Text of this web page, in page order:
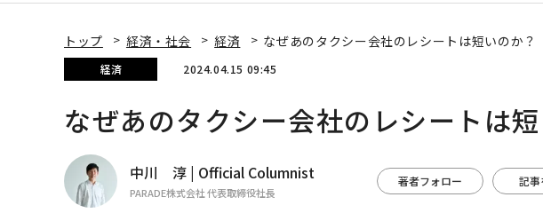
トップ 経済・社会 経済 なぜあのタクシー会社のレシートは短いのか？
経済 2024.04.15 09:45
なぜあのタクシー会社のレシートは
中川 淳 | Official Columnist
PARADE株式会社 代表取締役社長
著者フォロー 記事